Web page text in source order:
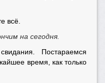
всё.
на сегодня.
Постараемся
время, как только